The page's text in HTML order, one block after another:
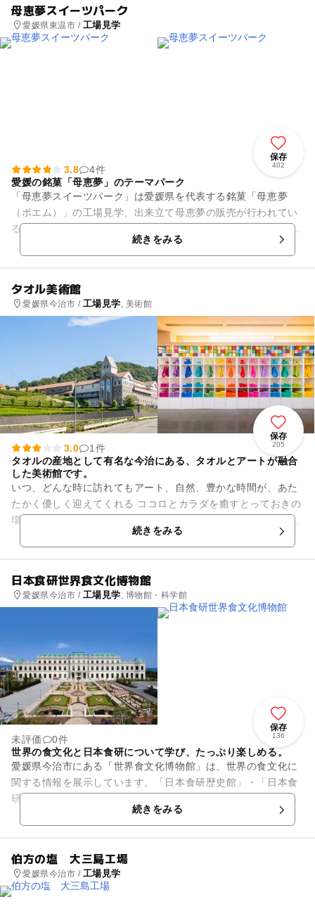
母恵夢スイーツパーク
愛媛県東温市 / 工場見学
保存
402
3.8
4件
愛媛の銘菓「母恵夢」のテーマパーク
「母恵夢スイーツパーク」は愛媛県を代表する銘菓「母恵夢
（ポエム）」の工場見学、出来立て母恵夢の販売が行われてい
るお菓子のテーマパークです。 母恵夢を製造している過程がガ
ラス越しに見ることができ...続きをみる
タオル美術館
愛媛県今治市 / 工場見学, 美術館
保存
205
3.0
1件
タオルの産地として有名な今治にある、タオルとアートが融合
した美術館です。
いつ、どんな時に訪れてもアート、自然、豊かな時間が、あた
たかく優しく迎えてくれる ココロとカラダを癒すとっておきの
場所です。 綿から糸、糸からタオルになるまでの製造工程やタ
続きをみる
日本食研世界食文化博物館
愛媛県今治市 / 工場見学, 博物館・科学館
保存
136
未評価
0件
世界の食文化と日本食研について学び、たっぷり楽しめる。
愛媛県今治市にある「世界食文化博物館」は、世界の食文化に
関する情報を展示しています。「日本食研歴史館」・「日本食
研商品展示館」は日本食研の歴史や企業文化、商品ヒストリー
などを展示しています。 ...続きをみる
伯方の塩 大三島工場
愛媛県今治市 / 工場見学